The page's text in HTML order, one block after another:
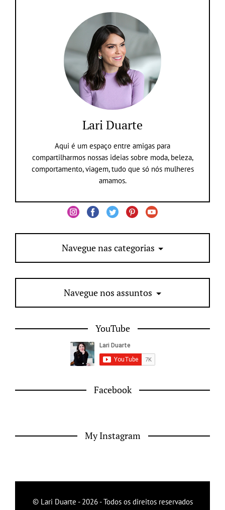
Lari Duarte
Aqui é um espaço entre amigas para
compartilharmos nossas ideias sobre moda, beleza,
comportamento, viagem, tudo que só nós mulheres
amamos.
Navegue nas categorias
Navegue nos assuntos
YouTube
Facebook
My Instagram
© Lari Duarte - 2026 - Todos os direitos reservados